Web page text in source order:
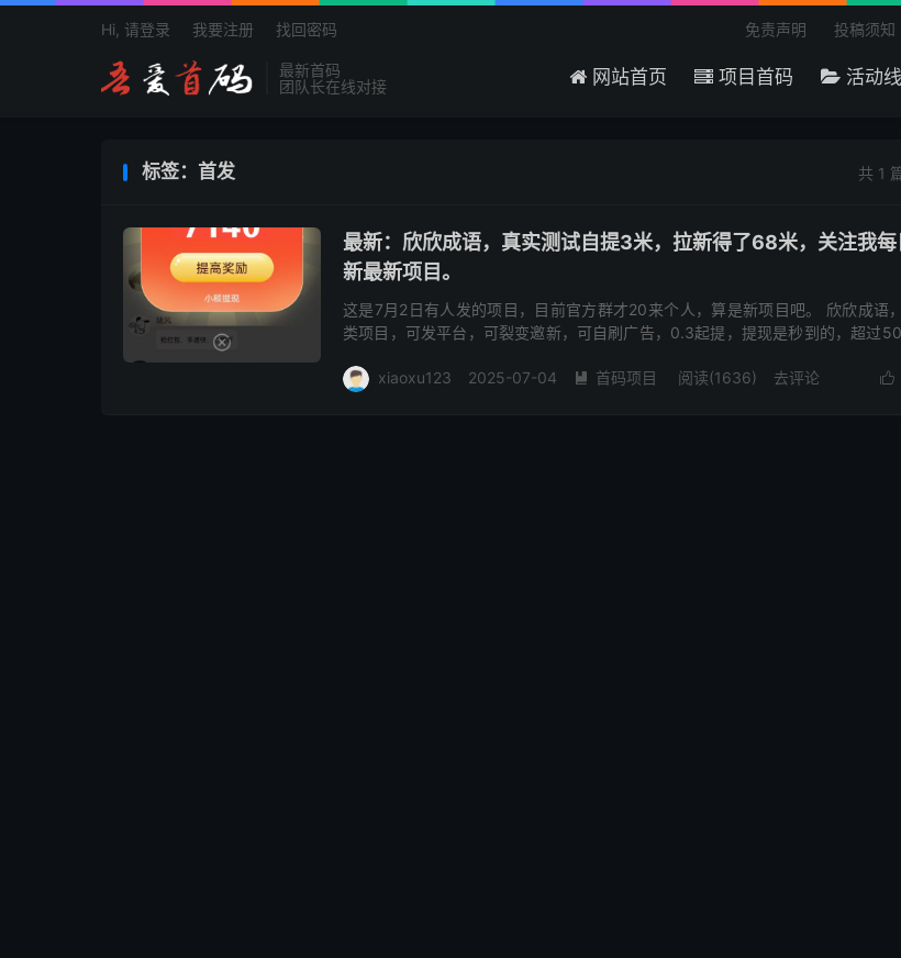
最新首码
团队长在线对接
网站首页 项目首码 活动
免责声明 投稿须知
Hi, 请登录 我要注册 找回密码
共 1
标签：首发
最新：欣欣成语，真实测试自提3米，拉新得了68米，关注我每
新最新项目。
这是7月2日有人发的项目，目前官方群才20来个人，算是新项目吧。 欣欣成语
类项目，可发平台，可裂变邀新，可自刷广告，0.3起提，提现是秒到的，超过50

xiaoxu123 2025-07-04  首码项目 阅读(1636) 去评论
欢迎来到吾爱首码网 - 国内最大的首码项